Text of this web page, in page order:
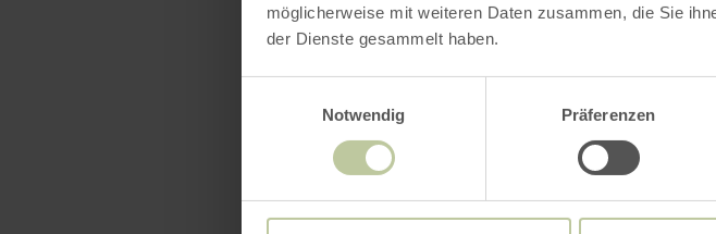
möglicherweise mit weiteren Daten zusammen, die Sie
der Dienste gesammelt haben.
Notwendig
Präferenzen